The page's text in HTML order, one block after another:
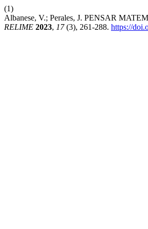
(1)
Albanese, V.; Perales, J. PENSAR
RELIME 2023, 17(3), 261-288. https://